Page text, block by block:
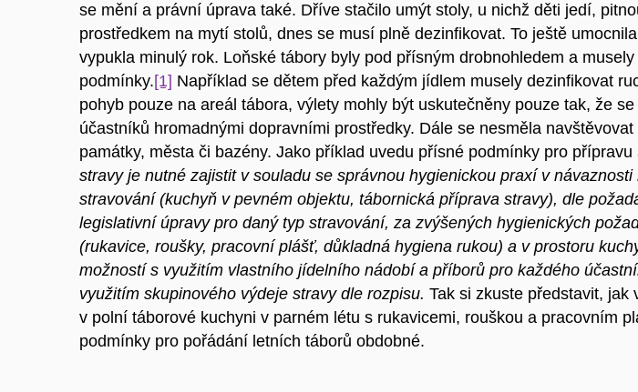
se mění a právní úprava také. Dříve stačilo umýt stoly, u nichž děti jedí,
prostředkem na mytí stolů, dnes se musí plně dezinfikovat. To ještě
vypukla minulý rok. Loňské tábory byly pod přísným drobnohledem a
podmínky.[1] Například se dětem před každým jídlem musely dezinfikovat
pohyb pouze na areál tábora, výlety mohly být uskutečněny pouze tak, že
účastníků hromadnými dopravními prostředky. Dále se nesměla
památky, města či bazény. Jako příklad uvedu přísné podmínky pro přípravu
stravy je nutné zajistit v souladu se správnou hygienickou praxí v
stravování (kuchyň v pevném objektu, tábornická příprava stravy), dle
legislativní úpravy pro daný typ stravování, za zvýšených hygienických
(rukavice, roušky, pracovní plášť, důkladná hygiena rukou) a v prostoru
možností s využitím vlastního jídelního nádobí a příborů pro každého
využitím skupinového výdeje stravy dle rozpisu. Tak si zkuste představit, jak
v polní táborové kuchyni v parném létu s rukavicemi, rouškou a pracovním
podmínky pro pořádání letních táborů obdobné.